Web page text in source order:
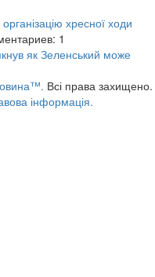
хресної ходи
1
як Зеленський може
Всі права захищено.
інформація.